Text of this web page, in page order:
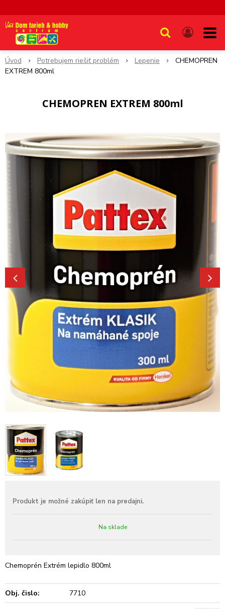
Úvod Potrebujem riešiť problém Lepenie
CHEMOPREN
EXTREM 800ml
CHEMOPREN EXTREM 800ml
Na sklade
Chemoprén Extrém lepidlo 800ml
Obj. čislo: 7710